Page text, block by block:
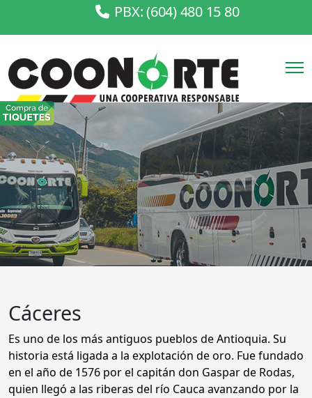
PBX: (604) 480 15 80
Cáceres
Es uno de los más antiguos pueblos de Antioquia. Su
historia está ligada a la explotación de oro. Fue fundado
en el año de 1576 por el capitán don Gaspar de Rodas,
quien llegó a las riberas del río Cauca avanzando por la